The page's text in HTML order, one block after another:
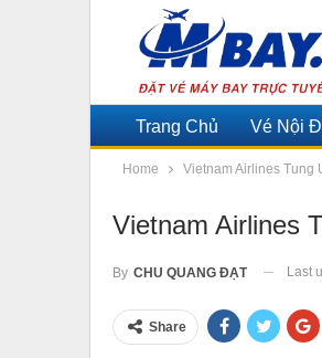
Trang Chủ Vé Nội
Home Vietnam Airlines Tung
Vietnam Airlines
By CHU QUANG ĐẠT Last
Share